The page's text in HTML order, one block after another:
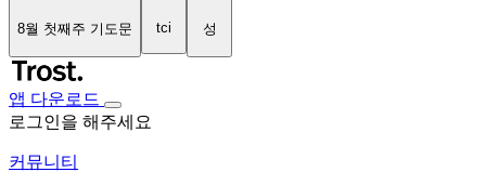
8월 첫째주 기도문 tci 성
앱 다운로드
로그인을 해주세요
커뮤니티